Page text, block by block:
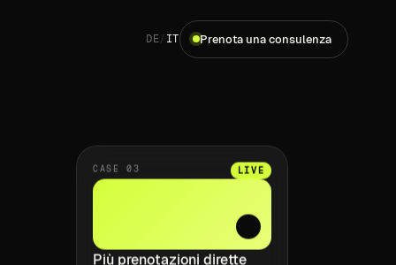
DE/ IT Prenota una consulenza
CASE 03 LIVE
Più prenotazioni dirette